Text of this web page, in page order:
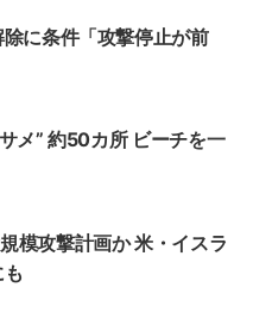
に条件「攻撃停止が前
メ” 約50カ所 ビーチを一
模攻撃計画か 米・イスラ